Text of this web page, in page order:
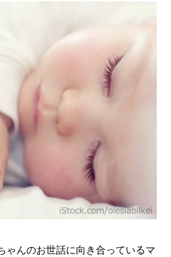
ゃんのお世話に向き合っているマ